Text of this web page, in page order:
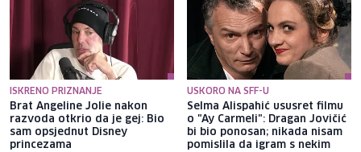
ISKRENO PRIZNANJE
Brat Angeline Jolie nakon
razvoda otkrio da je gej: Bio
sam opsjednut Disney
princezama
USKORO NA SFF-U
Selma Alispahić ususret filmu
o "Ay Carmeli": Dragan Jovičić
bi bio ponosan; nikada nisam
pomislila da igram s nekim